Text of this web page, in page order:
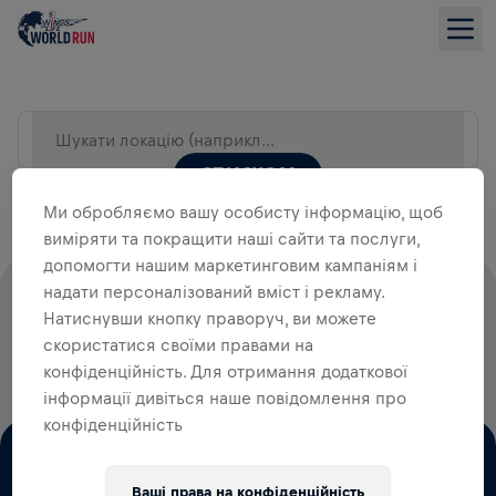
Шукати локацію (наприклад, Місто)
СПИСКОМ
100% СТАРТОВИХ ВНЕСКІВ ЙДУТЬ
НА ДОСЛІДЖЕННЯ ТРАВМ
СПИННОГО МОЗКУ
Ми обробляємо вашу особисту інформацію, щоб
виміряти та покращити наші сайти та послуги,
допомогти нашим маркетинговим кампаніям і
надати персоналізований вміст і рекламу.
Натиснувши кнопку праворуч, ви можете
скористатися своїми правами на
конфіденційність. Для отримання додаткової
інформації дивіться наше повідомлення про
конфіденційність
Ваші права на конфіденційність